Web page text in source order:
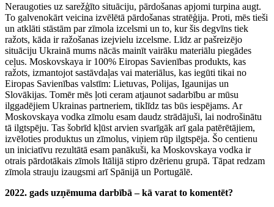
Neraugoties uz sarežģīto situāciju, pārdošanas apjomi turpina augt.
To galvenokārt veicina izvēlētā pārdošanas stratēģija. Proti, mēs tieši
un atklāti stāstām par zīmola izcelsmi un to, kur šis degvīns tiek
ražots, kāda ir ražošanas izejvielu izcelsme. Līdz ar pašreizējo
situāciju Ukrainā mums nācās mainīt vairāku materiālu piegādes
ceļus. Moskovskaya ir 100% Eiropas Savienības produkts, kas
ražots, izmantojot sastāvdaļas vai materiālus, kas iegūti tikai no
Eiropas Savienības valstīm: Lietuvas, Polijas, Igaunijas un
Slovākijas. Tomēr mēs ļoti ceram atjaunot sadarbību ar mūsu
ilggadējiem Ukrainas partneriem, tiklīdz tas būs iespējams. Ar
Moskovskaya vodka zīmolu esam daudz strādājuši, lai nodrošinātu
tā ilgtspēju. Tas šobrīd kļūst arvien svarīgāk arī gala patērētājiem,
izvēloties produktus un zīmolus, viņiem rūp ilgtspēja. Šo centienu
un iniciatīvu rezultātā esam panākuši, ka Moskovskaya vodka ir
otrais pārdotākais zīmols Itālijā stipro dzērienu grupā. Tāpat redzam
zīmola strauju izaugsmi arī Spānijā un Portugālē.
2022. gads uzņēmuma darbībā – kā varat to komentēt?